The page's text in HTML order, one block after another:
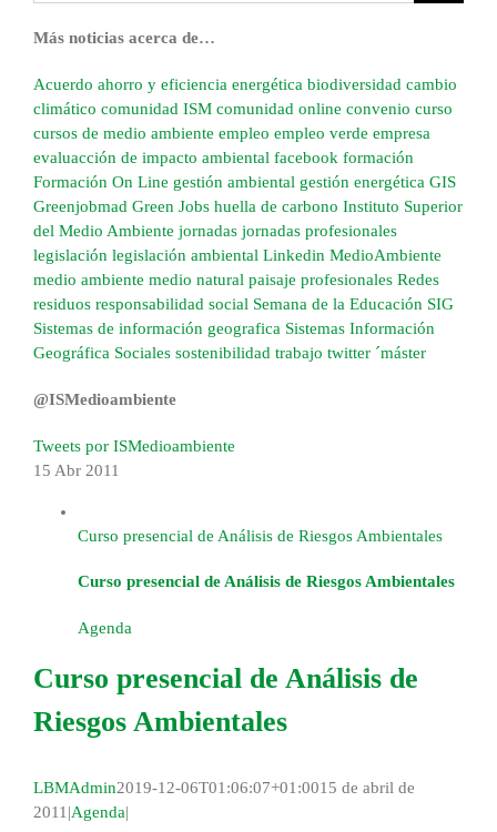
15 Abr 2011
Curso presencial de Análisis de Riesgos Ambientales
Curso presencial de Análisis de Riesgos Ambientales
Agenda
Curso presencial de Análisis de
Riesgos Ambientales
LBMAdmin2019-12-06T01:06:07+01:0015 de abril de
2011 |Agenda|
Más noticias acerca de…
Acuerdo ahorro y eficiencia energética biodiversidad cambio
climático comunidad ISM comunidad online convenio curso
cursos de medio ambiente empleo empleo verde empresa
evaluacción de impacto ambiental facebook formación
Formación On Line gestión ambiental gestión energética GIS
Greenjobmad Green Jobs huella de carbono Instituto Superior
del Medio Ambiente jornadas jornadas profesionales
legislación legislación ambiental Linkedin MedioAmbiente
medio ambiente medio natural paisaje profesionales Redes
residuos responsabilidad social Semana de la Educación SIG
Sistemas de información geografica Sistemas Información
Geográfica Sociales sostenibilidad trabajo twitter ´máster
@ISMedioambiente
Tweets por ISMedioambiente